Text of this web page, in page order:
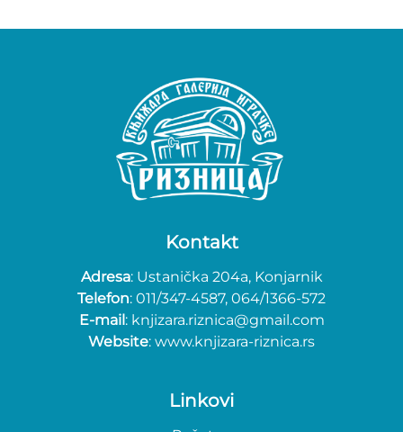
Kontakt
Adresa: Ustanička 204a, Konjarnik
Telefon: 011/347-4587, 064/1366-572
E-mail: knjizara.riznica@gmail.com
Website: www.knjizara-riznica.rs
Linkovi